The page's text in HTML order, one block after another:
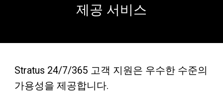
제공 서비스
Stratus 24/7/365 고객 지원은 우수한 수준의
가용성을 제공합니다.